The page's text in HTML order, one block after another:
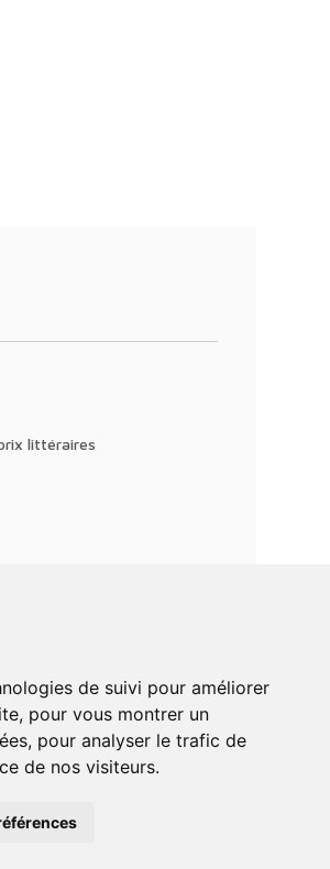
pour vous montrer un
pour analyser le trafic de
de nos visiteurs.
littéraires